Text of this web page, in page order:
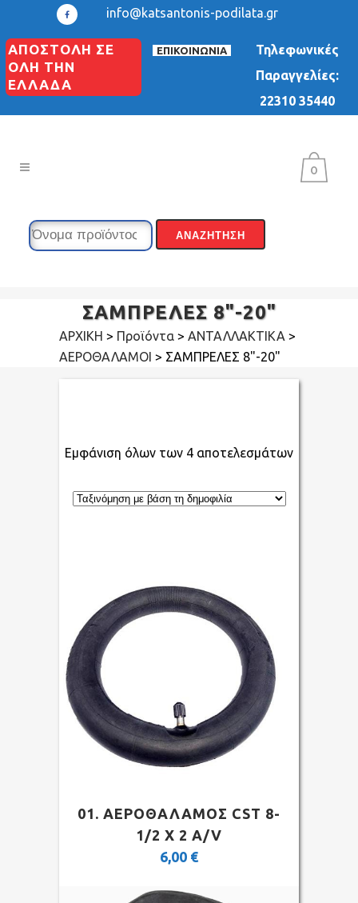
info@katsantonis-podilata.gr
ΑΠΟΣΤΟΛΗ ΣΕ
ΟΛΗ ΤΗΝ
ΕΛΛΑΔΑ
ΕΠΙΚΟΙΝΩΝΙΑ
Τηλεφωνικές
Παραγγελίες:
22310 35440
0
ΣΑΜΠΡΕΛΕΣ 8"-20"
ΑΡΧΙΚΗ > Προϊόντα > ΑΝΤΑΛΛΑΚΤΙΚΑ >
ΑΕΡΟΘΑΛΑΜΟΙ > ΣΑΜΠΡΕΛΕΣ 8"-20"
Εμφάνιση όλων των 4 αποτελεσμάτων
01. ΑΕΡΟΘΑΛΑΜΟΣ CST 8-
1/2 X 2 A/V
6,00 €